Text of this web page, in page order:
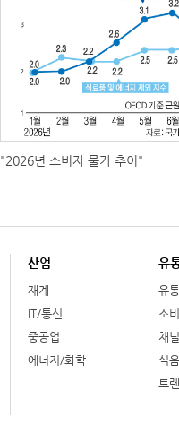
"2026년 소비자 물가 추이"
산업
재계
IT/통신
중공업
에너지/화학
유
유통
소
채널
식
트